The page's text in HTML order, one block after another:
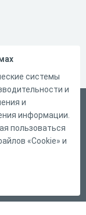
системы
и
и
информации.
пользоваться
«Cookie» и